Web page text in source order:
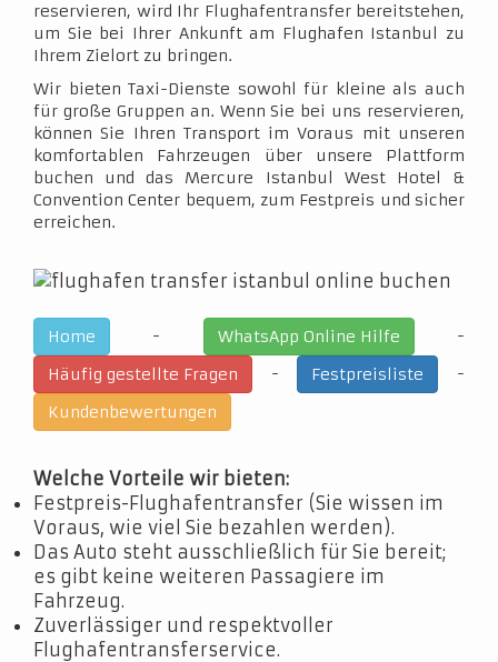
reservieren, wird Ihr Flughafentransfer bereitstehen,
um Sie bei Ihrer Ankunft am Flughafen Istanbul zu
Ihrem Zielort zu bringen.
Wir bieten Taxi-Dienste sowohl für kleine als auch
für große Gruppen an. Wenn Sie bei uns reservieren,
können Sie Ihren Transport im Voraus mit unseren
komfortablen Fahrzeugen über unsere Plattform
buchen und das Mercure Istanbul West Hotel &
Convention Center bequem, zum Festpreis und sicher
erreichen.
Home - WhatsApp Online Hilfe
-
Häufig gestellte Fragen
- Festpreisliste
-
Kundenbewertungen
Welche Vorteile wir bieten:
Festpreis-Flughafentransfer (Sie wissen im
Voraus, wie viel Sie bezahlen werden).
Das Auto steht ausschließlich für Sie bereit;
es gibt keine weiteren Passagiere im
Fahrzeug.
Zuverlässiger und respektvoller
Flughafentransferservice.